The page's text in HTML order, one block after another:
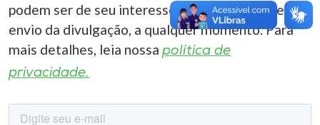
podem ser de seu interesse. Você pode cancelar o
envio da divulgação, a qualquer momento. Para
mais detalhes, leia nossa política de
privacidade.